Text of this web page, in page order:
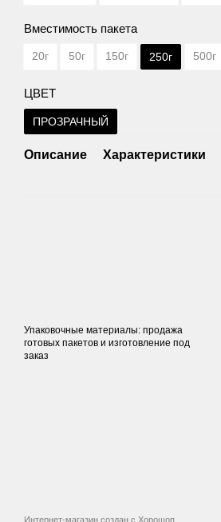
Вместимость пакета
20г 50г 150г 250г 500г
ЦВЕТ
ПРОЗРАЧНЫЙ
Описание Характеристики
Упаковочные материалы: продажа
готовых пакетов и изготовление под
заказ
Интернет-магазин создан с Хорошоп